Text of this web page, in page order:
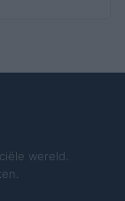
wereld.